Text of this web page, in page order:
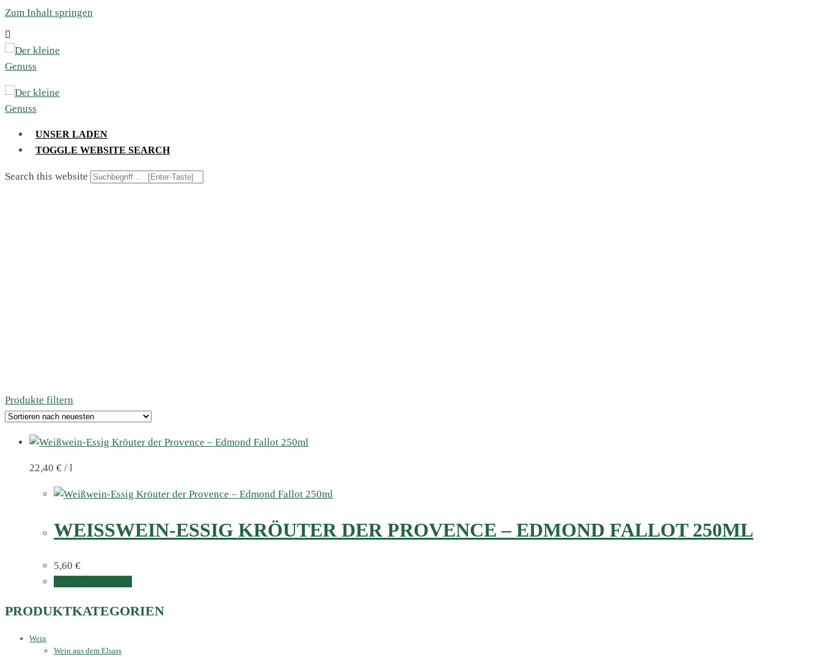
Zum Inhalt springen
UNSER LADEN
TOGGLE WEBSITE SEARCH
Search this website
Produkte filtern
22,40 € / l
WEISSWEIN-ESSIG KRÖUTER DER PROVENCE – EDMOND FALLOT 250ML
5,60 €
PRODUKTKATEGORIEN
Wein
Wein aus dem Elsass